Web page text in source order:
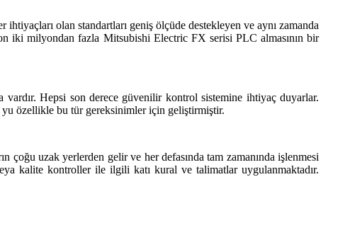
olan standartları geniş ölçüde destekleyen ve aynı zamanda
iki milyondan fazla Mitsubishi Electric FX serisi PLC almasının bir
Hepsi son derece güvenilir kontrol sistemine ihtiyaç duyarlar.
yu özellikle bu tür gereksinimler için geliştirmiştir.
çoğu uzak yerlerden gelir ve her defasında tam zamanında işlenmesi
kalite kontroller ile ilgili katı kural ve talimatlar uygulanmaktadır.